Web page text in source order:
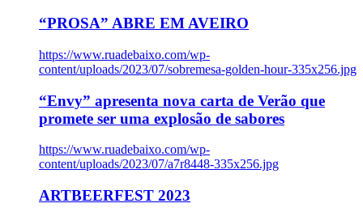
“PROSA” ABRE EM AVEIRO
https://www.ruadebaixo.com/wp-
content/uploads/2023/07/sobremesa-golden-hour-335x256.jpg
“Envy” apresenta nova carta de Verão que
promete ser uma explosão de sabores
https://www.ruadebaixo.com/wp-
content/uploads/2023/07/a7r8448-335x256.jpg
ARTBEERFEST 2023